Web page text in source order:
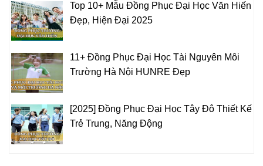
Top 10+ Mẫu Đồng Phục Đại Học Văn Hiến
Đẹp, Hiện Đại 2025
11+ Đồng Phục Đại Học Tài Nguyên Môi
Trường Hà Nội HUNRE Đẹp
[2025] Đồng Phục Đại Học Tây Đô Thiết Kế
Trẻ Trung, Năng Động